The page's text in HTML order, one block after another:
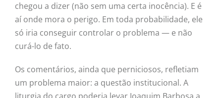
chegou a dizer (não sem uma certa inocência). E é
aí onde mora o perigo. Em toda probabilidade, ele
só iria conseguir controlar o problema — e não
curá-lo de fato.
Os comentários, ainda que perniciosos, refletiam
um problema maior: a questão institucional. A